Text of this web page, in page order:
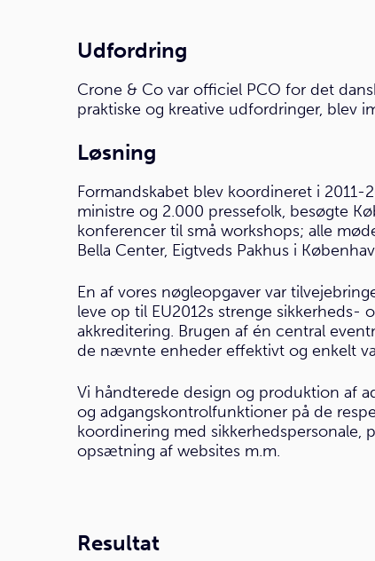
Udfordring
Crone & Co var officiel PCO for det
praktiske og kreative udfordringer, blev
Løsning
Formandskabet blev koordineret i
ministre og 2.000 pressefolk, besøgte
konferencer til små workshops; alle
Bella Center, Eigtveds Pakhus i
En af vores nøgleopgaver var
leve op til EU2012s strenge
akkreditering. Brugen af én central
de nævnte enheder effektivt og enkelt
Vi håndterede design og produktion af
og adgangskontrolfunktioner på de
koordinering med sikkerhedspersonale,
opsætning af websites m.m.
Resultat